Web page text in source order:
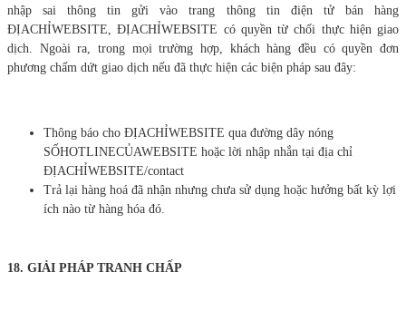
nhập sai thông tin gửi vào trang thông tin điện tử bán hàng
ĐỊACHỈWEBSITE, ĐỊACHỈWEBSITE có quyền từ chối thực hiện giao
dịch. Ngoài ra, trong mọi trường hợp, khách hàng đều có quyền đơn
phương chấm dứt giao dịch nếu đã thực hiện các biện pháp sau đây:
Thông báo cho ĐỊACHỈWEBSITE qua đường dây nóng
SỐHOTLINECỦAWEBSITE hoặc lời nhập nhắn tại địa chỉ
ĐỊACHỈWEBSITE/contact
Trả lại hàng hoá đã nhận nhưng chưa sử dụng hoặc hưởng bất kỳ lợi
ích nào từ hàng hóa đó.
18. GIẢI PHÁP TRANH CHẤP